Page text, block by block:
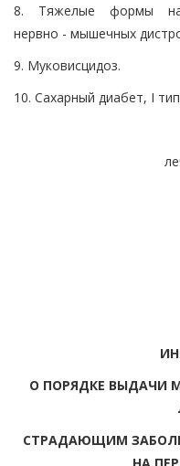
8. Тяжелые формы
нервно - мышечных
9. Муковисцидоз.
10. Сахарный диабет, I
О ПОРЯДКЕ ВЫДАЧИ
СТРАДАЮЩИМ